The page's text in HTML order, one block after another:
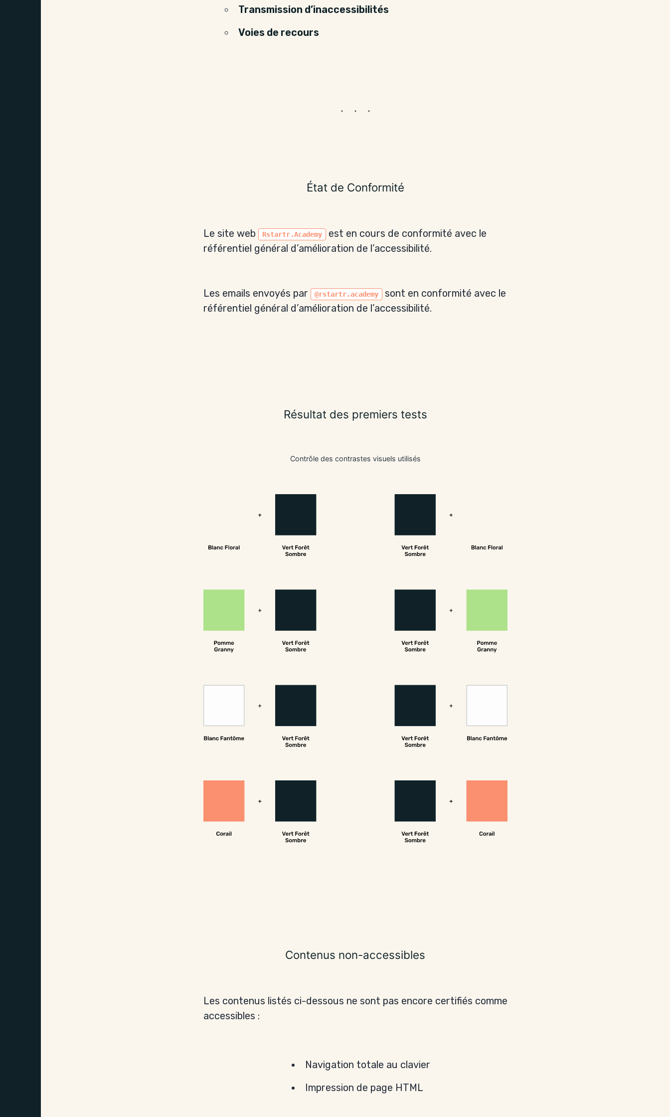
Transmission d’inaccessibilités
Voies de recours
État de Conformité
Le site web Rstartr.Academy
est en cours de conformité avec le
référentiel général d’amélioration de l’accessibilité.
Les emails envoyés par @rstartr.academy
sont en conformité avec le
référentiel général d’amélioration de l’accessibilité.
Résultat des premiers tests
Contrôle des contrastes visuels utilisés
Contenus non-accessibles
Les contenus listés ci-dessous ne sont pas encore certifiés comme
accessibles :
Navigation totale au clavier
Impression de page HTML